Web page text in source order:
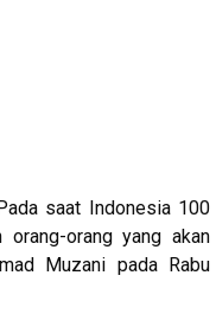
saat Indonesia 100
orang yang akan
Muzani pada Rabu